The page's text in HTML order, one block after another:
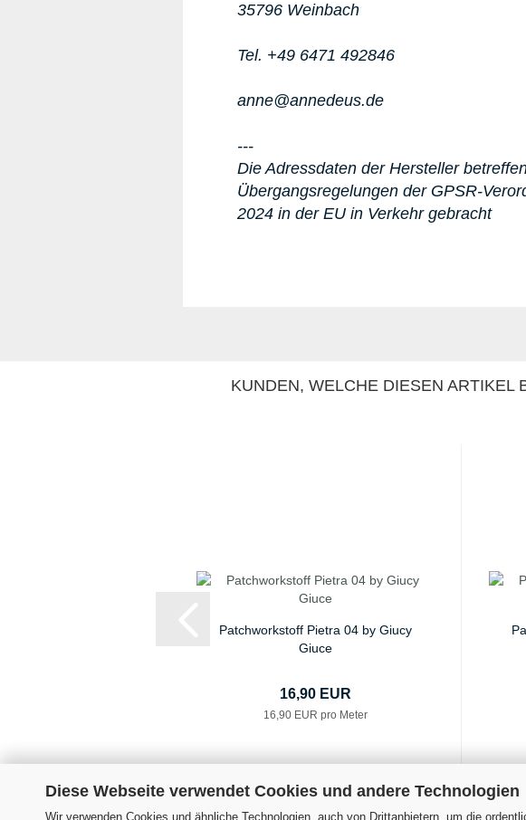
Diese Webseite verwendet Cookies und andere Technologien
Wir verwenden Cookies und ähnliche Technologien, auch von Drittanbietern, um die
35796 Weinbach
Tel. +49 6471 492846
anne@annedeus.de
---
Die Adressdaten der Hersteller
Übergangsregelungen der GPSR-
2024 in der EU in Verkehr gebracht
KUNDEN, WELCHE DIESEN ARTIKEL
Patchworkstoff Pietra 04 by Giucy
Giuce
16,90 EUR
16,90 EUR pro Meter